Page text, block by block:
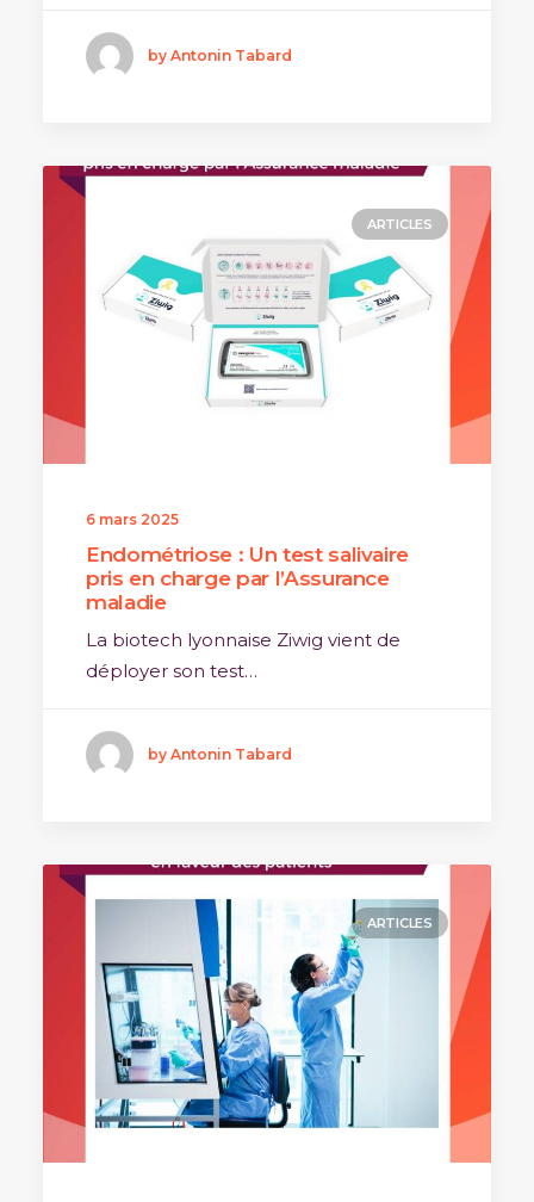
by Antonin Tabard
ARTICLES
6 mars 2025
Endométriose : Un test salivaire
pris en charge par l’Assurance
maladie
La biotech lyonnaise Ziwig vient de
déployer son test…
by Antonin Tabard
ARTICLES